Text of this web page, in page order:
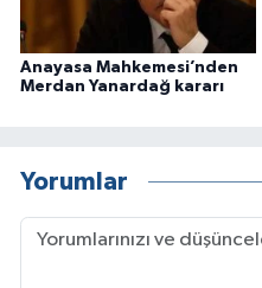
Anayasa Mahkemesi’nden
Merdan Yanardağ kararı
Yorumlar